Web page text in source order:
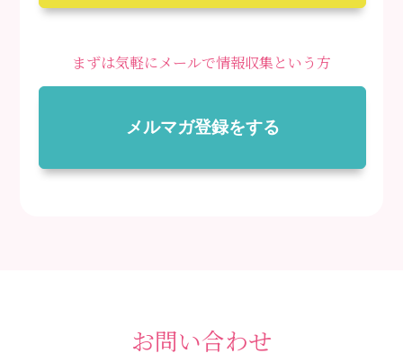
まずは気軽にメールで情報収集という方
メルマガ登録をする
お問い合わせ